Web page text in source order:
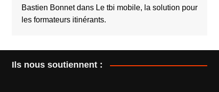
Bastien Bonnetdans Le tbi mobile, la solution pour
les formateurs itinérants.
Ils nous soutiennent :